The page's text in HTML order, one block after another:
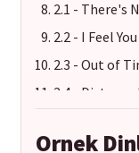
2.1 - There's
2.2 - I Feel You
2.3 - Out of
2.4 - Distance
2.6 - 2/15
Ornek